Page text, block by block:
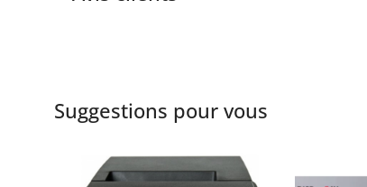
Suggestions pour vous